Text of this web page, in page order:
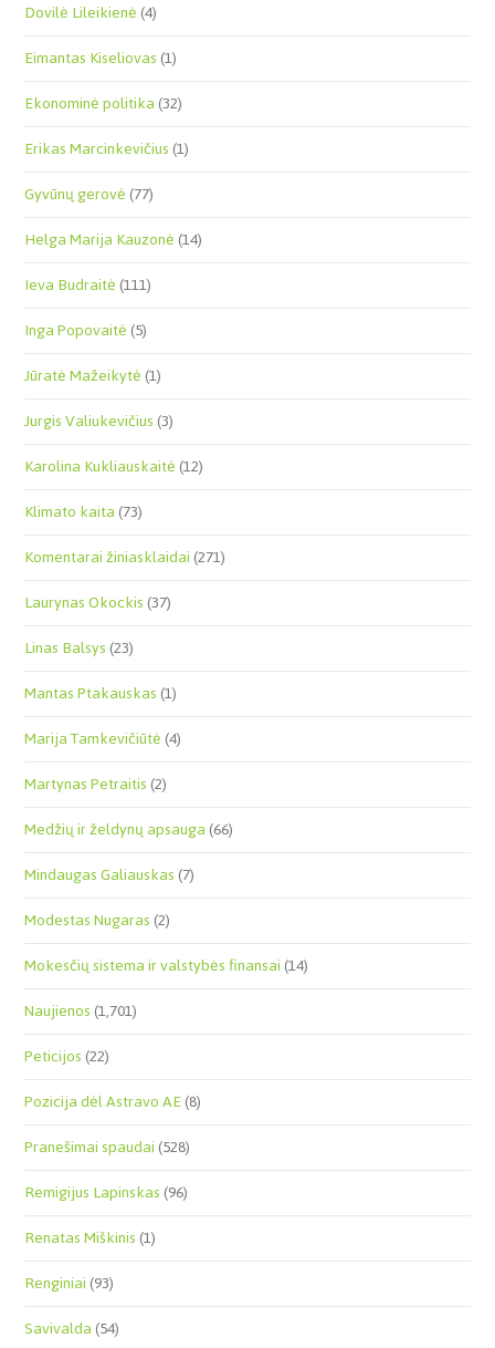
Dovilė Lileikienė(4)
Eimantas Kiseliovas(1)
Ekonominė politika(32)
Erikas Marcinkevičius(1)
Gyvūnų gerovė(77)
Helga Marija Kauzonė(14)
Ieva Budraitė(111)
Inga Popovaitė(5)
Jūratė Mažeikytė(1)
Jurgis Valiukevičius(3)
Karolina Kukliauskaitė(12)
Klimato kaita(73)
Komentarai žiniasklaidai(271)
Laurynas Okockis(37)
Linas Balsys(23)
Mantas Ptakauskas(1)
Marija Tamkevičiūtė(4)
Martynas Petraitis(2)
Medžių ir želdynų apsauga(66)
Mindaugas Galiauskas(7)
Modestas Nugaras(2)
Mokesčių sistema ir valstybės finansai(14)
Naujienos(1,701)
Peticijos(22)
Pozicija dėl Astravo AE(8)
Pranešimai spaudai(528)
Remigijus Lapinskas(96)
Renatas Miškinis(1)
Renginiai(93)
Savivalda(54)